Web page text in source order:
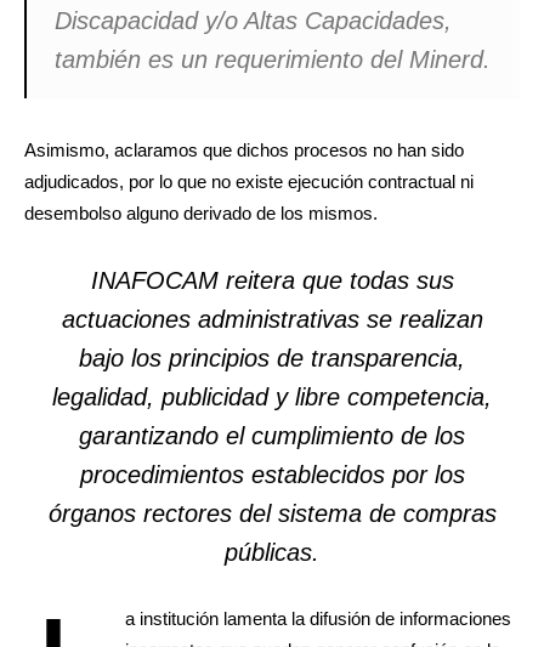
Discapacidad y/o Altas Capacidades,
también es un requerimiento del Minerd.
Asimismo, aclaramos que dichos procesos no han sido
adjudicados, por lo que no existe ejecución contractual ni
desembolso alguno derivado de los mismos.
INAFOCAM reitera que todas sus
actuaciones administrativas se realizan
bajo los principios de transparencia,
legalidad, publicidad y libre competencia,
garantizando el cumplimiento de los
procedimientos establecidos por los
órganos rectores del sistema de compras
públicas.
a institución lamenta la difusión de informaciones